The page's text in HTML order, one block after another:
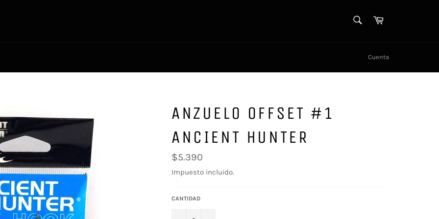
Carrito
Cuenta
ANZUELO OFFSET #1
ANCIENT HUNTER
Precio
habitual
$5.390
Impuesto incluido.
CANTIDAD